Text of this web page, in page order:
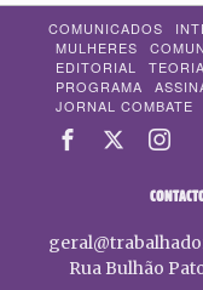
COMUNICADOS
MULHERES
EDITORIAL
TEORIA
PROGRAMA
JORNAL COMBATE
Rua Bulhão